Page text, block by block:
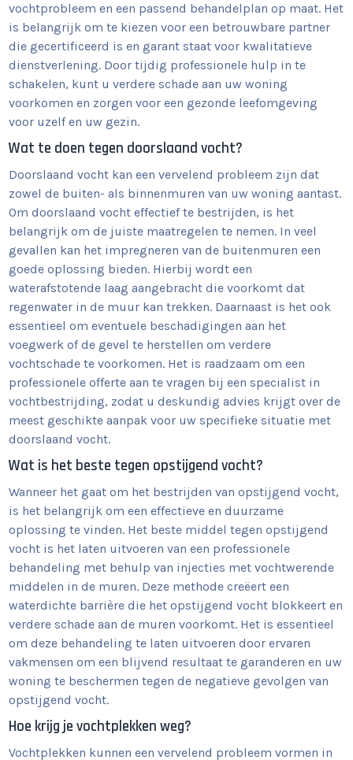
vochtprobleem en een passend behandelplan op maat. Het
is belangrijk om te kiezen voor een betrouwbare partner
die gecertificeerd is en garant staat voor kwalitatieve
dienstverlening. Door tijdig professionele hulp in te
schakelen, kunt u verdere schade aan uw woning
voorkomen en zorgen voor een gezonde leefomgeving
voor uzelf en uw gezin.
Wat te doen tegen doorslaand vocht?
Doorslaand vocht kan een vervelend probleem zijn dat
zowel de buiten- als binnenmuren van uw woning aantast.
Om doorslaand vocht effectief te bestrijden, is het
belangrijk om de juiste maatregelen te nemen. In veel
gevallen kan het impregneren van de buitenmuren een
goede oplossing bieden. Hierbij wordt een
waterafstotende laag aangebracht die voorkomt dat
regenwater in de muur kan trekken. Daarnaast is het ook
essentieel om eventuele beschadigingen aan het
voegwerk of de gevel te herstellen om verdere
vochtschade te voorkomen. Het is raadzaam om een
professionele offerte aan te vragen bij een specialist in
vochtbestrijding, zodat u deskundig advies krijgt over de
meest geschikte aanpak voor uw specifieke situatie met
doorslaand vocht.
Wat is het beste tegen opstijgend vocht?
Wanneer het gaat om het bestrijden van opstijgend vocht,
is het belangrijk om een effectieve en duurzame
oplossing te vinden. Het beste middel tegen opstijgend
vocht is het laten uitvoeren van een professionele
behandeling met behulp van injecties met vochtwerende
middelen in de muren. Deze methode creëert een
waterdichte barrière die het opstijgend vocht blokkeert en
verdere schade aan de muren voorkomt. Het is essentieel
om deze behandeling te laten uitvoeren door ervaren
vakmensen om een blijvend resultaat te garanderen en uw
woning te beschermen tegen de negatieve gevolgen van
opstijgend vocht.
Hoe krijg je vochtplekken weg?
Vochtplekken kunnen een vervelend probleem vormen in